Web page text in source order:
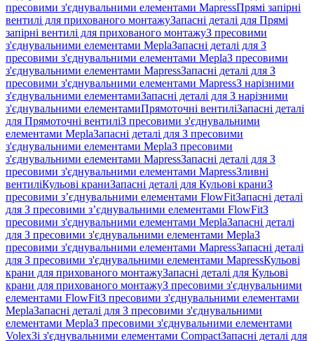
пресовими з'єднувальними елементами MapressПрямі запірні
вентилі для прихованого монтажуЗапасні деталі для Прямі
запірні вентилі для прихованого монтажуЗ пресовими
з'єднувальними елементами MeplaЗапасні деталі для З
пресовими з'єднувальними елементами MeplaЗ пресовими
з'єднувальними елементами MapressЗапасні деталі для З
пресовими з'єднувальними елементами MapressЗ нарізними
з'єднувальними елементамиЗапасні деталі для З нарізними
з'єднувальними елементамиПрямоточні вентиліЗапасні деталі
для Прямоточні вентиліЗ пресовими з'єднувальними
елементами MeplaЗапасні деталі для З пресовими
з'єднувальними елементами MeplaЗ пресовими
з'єднувальними елементами MapressЗапасні деталі для З
пресовими з'єднувальними елементами MapressЗливні
вентиліКульові краниЗапасні деталі для Кульові краниЗ
пресовими з’єднувальними елементами FlowFitЗапасні деталі
для З пресовими з’єднувальними елементами FlowFitЗ
пресовими з'єднувальними елементами MeplaЗапасні деталі
для З пресовими з'єднувальними елементами MeplaЗ
пресовими з'єднувальними елементами MapressЗапасні деталі
для З пресовими з'єднувальними елементами MapressКульові
крани для прихованого монтажуЗапасні деталі для Кульові
крани для прихованого монтажуЗ пресовими з'єднувальними
елементами FlowFitЗ пресовими з'єднувальними елементами
MeplaЗапасні деталі для З пресовими з'єднувальними
елементами MeplaЗ пресовими з'єднувальними елементами
VolexЗі з'єднувальними елементами CompactЗапасні деталі для